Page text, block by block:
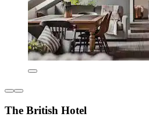
The British Hotel